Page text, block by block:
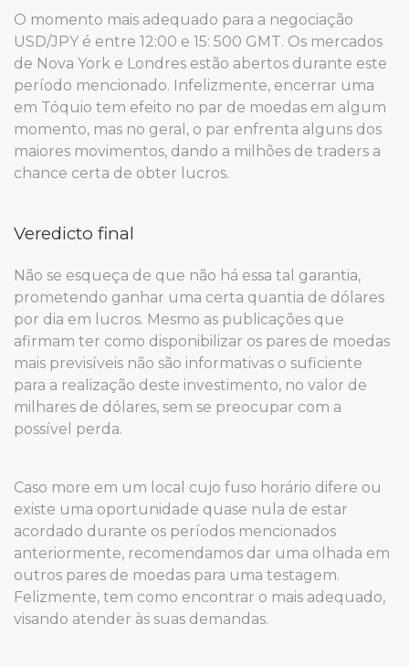
O momento mais adequado para a negociação
USD/JPY é entre 12:00 e 15: 500 GMT. Os mercados
de Nova York e Londres estão abertos durante este
período mencionado. Infelizmente, encerrar uma
em Tóquio tem efeito no par de moedas em algum
momento, mas no geral, o par enfrenta alguns dos
maiores movimentos, dando a milhões de traders a
chance certa de obter lucros.
Veredicto final
Não se esqueça de que não há essa tal garantia,
prometendo ganhar uma certa quantia de dólares
por dia em lucros. Mesmo as publicações que
afirmam ter como disponibilizar os pares de moedas
mais previsíveis não são informativas o suficiente
para a realização deste investimento, no valor de
milhares de dólares, sem se preocupar com a
possível perda.
Caso more em um local cujo fuso horário difere ou
existe uma oportunidade quase nula de estar
acordado durante os períodos mencionados
anteriormente, recomendamos dar uma olhada em
outros pares de moedas para uma testagem.
Felizmente, tem como encontrar o mais adequado,
visando atender às suas demandas.